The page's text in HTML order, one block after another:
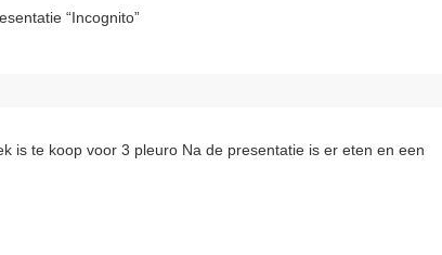
“Incognito”
is te koop voor 3 pleuro Na de presentatie is er eten en een